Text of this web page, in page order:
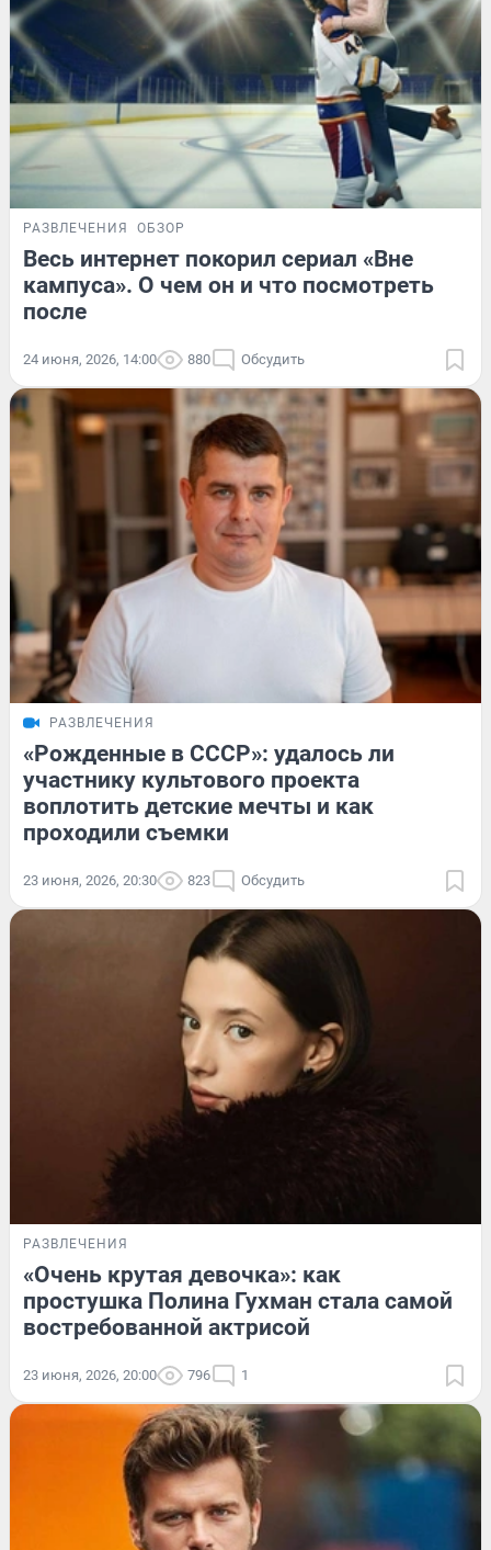
РАЗВЛЕЧЕНИЯ ОБЗОР
Весь интернет покорил сериал «Вне
кампуса». О чем он и что посмотреть
после
24 июня, 2026, 14:00 880 Обсудить
РАЗВЛЕЧЕНИЯ
«Рожденные в СССР»: удалось ли
участнику культового проекта
воплотить детские мечты и как
проходили съемки
23 июня, 2026, 20:30 823 Обсудить
РАЗВЛЕЧЕНИЯ
«Очень крутая девочка»: как
простушка Полина Гухман стала самой
востребованной актрисой
23 июня, 2026, 20:00 796 1